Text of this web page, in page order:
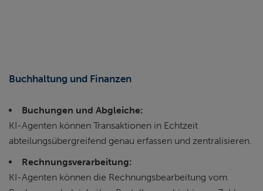
Buchhaltung und Finanzen
Buchungen und Abgleiche:
KI-Agenten können Transaktionen in Echtzeit
abteilungsübergreifend genau erfassen und zentralisieren.
Rechnungsverarbeitung:
KI-Agenten können die Rechnungsbearbeitung vom